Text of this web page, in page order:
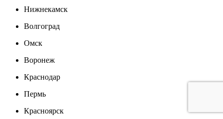
Нижнекамск
Волгоград
Омск
Воронеж
Краснодар
Пермь
Красноярск